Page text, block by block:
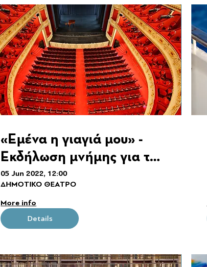
«Εμένα η γιαγιά μου» -
Εκδήλωση μνήμης για τα
100 χρόνια από τη
Καταστροφή
05 Jun 2022, 12:00
ΔΗΜΟΤΙΚΟ ΘΕΑΤΡΟ
More info
Details